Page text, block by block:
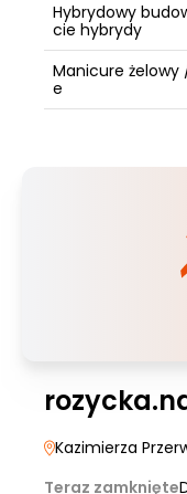
Hybrydowy
cie hybrydy
Manicure żelowy
e
Kazimierza
Teraz zamknięte